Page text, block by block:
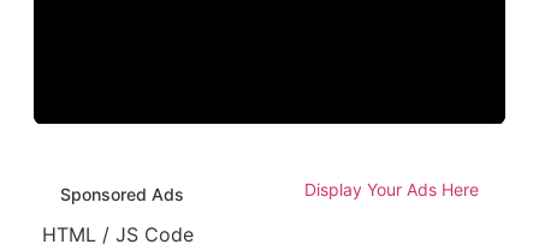
Sponsored Ads Display Your Ads Here
HTML / JS Code